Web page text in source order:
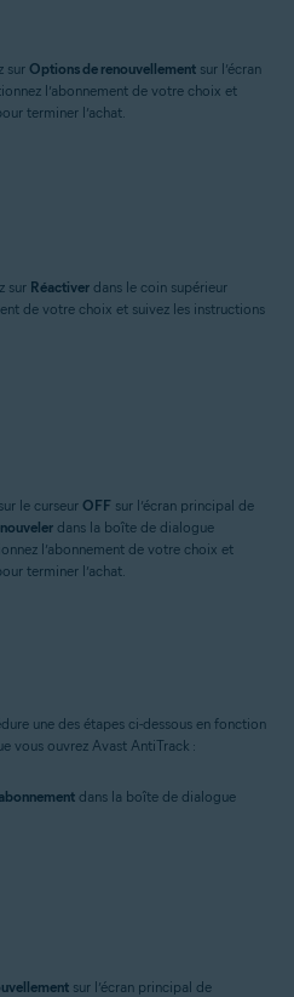
sur Options de renouvellement sur l’écran
l’abonnement de votre choix et
terminer l’achat.
sur Réactiver dans le coin supérieur
de votre choix et suivez les instructions
le curseur OFF sur l’écran principal de
dans la boîte de dialogue
l’abonnement de votre choix et
terminer l’achat.
une des étapes ci-dessous en fonction
vous ouvrez Avast AntiTrack :
dans la boîte de dialogue
sur l’écran principal de